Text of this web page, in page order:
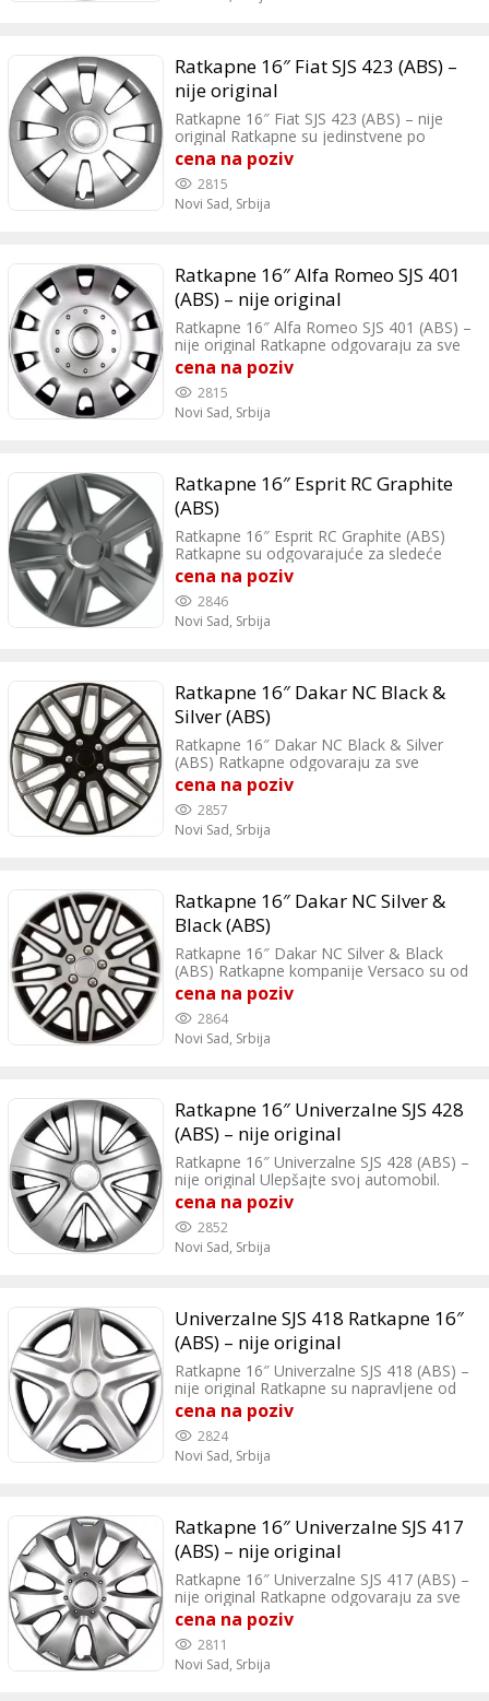
Ratkapne 16″ Fiat SJS 423 (ABS) –
nije original
Ratkapne 16″ Fiat SJS 423 (ABS) – nije
original Ratkapne su jedinstvene po
izgledu i kvalitetu. Ratkapne se veoma
lako montiraju.
cena na poziv
2815
Novi Sad, Srbija
Ratkapne 16″ Alfa Romeo SJS 401
(ABS) – nije original
Ratkapne 16″ Alfa Romeo SJS 401 (ABS) –
nije original Ratkapne odgovaraju za sve
automobile koji imaju čelicne felne od
16″. Navedena cena je za set (garnituru)
od 4 ratkapne + 4 nalepnice.
cena na poziv
2815
Novi Sad, Srbija
Ratkapne 16″ Esprit RC Graphite
(ABS)
Ratkapne 16″ Esprit RC Graphite (ABS)
Ratkapne su odgovarajuće za sledeće
marke automobila: VW, Reno, Opel, Pezo,
Fiat, Citroen, Skoda, Hyundai, Ford, MB,
Audi, Kia, Mazda, BMW, Chevrolet, Seat,
Suzuki, Toyota, Honda, Dacia, Lancia,
cena na poziv
2846
Novi Sad, Srbija
Ratkapne 16″ Dakar NC Black &
Silver (ABS)
Ratkapne 16″ Dakar NC Black & Silver
(ABS) Ratkapne odgovaraju za sve
automobile koji imaju čelicne felne od
16″.
cena na poziv
2857
Novi Sad, Srbija
Ratkapne 16″ Dakar NC Silver &
Black (ABS)
Ratkapne 16″ Dakar NC Silver & Black
(ABS) Ratkapne kompanije Versaco su od
ABS plastike izuzetnog kvaliteta.
cena na poziv
2864
Novi Sad, Srbija
Ratkapne 16″ Univerzalne SJS 428
(ABS) – nije original
Ratkapne 16″ Univerzalne SJS 428 (ABS) –
nije original Ulepšajte svoj automobil.
Poručite ratkapne na kućnu adresu.
cena na poziv
2852
Novi Sad, Srbija
Univerzalne SJS 418 Ratkapne 16″
(ABS) – nije original
Ratkapne 16″ Univerzalne SJS 418 (ABS) –
nije original Ratkapne su napravljene od
izuzetno kvalitetne, izdržljive i dugotrajne
plastike, otporne na sve vrste fizičkih
ostećenja i vremenskih uticaja.
cena na poziv
2824
Novi Sad, Srbija
Ratkapne 16″ Univerzalne SJS 417
(ABS) – nije original
Ratkapne 16″ Univerzalne SJS 417 (ABS) –
nije original Ratkapne odgovaraju za sve
automobile koji imaju čelicne felne od
16″. Navedena cena je za set (garnituru)
od 4 ratkapne + 4 nalepnice.
cena na poziv
2811
Novi Sad, Srbija